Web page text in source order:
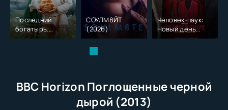
Последний
богатырь.
Колобок (2026)
СОУЛМ8ЙТ
(2026)
Человек-паук:
Новый день
(2026)
BBC Horizon Поглощенные черной
дырой (2013)